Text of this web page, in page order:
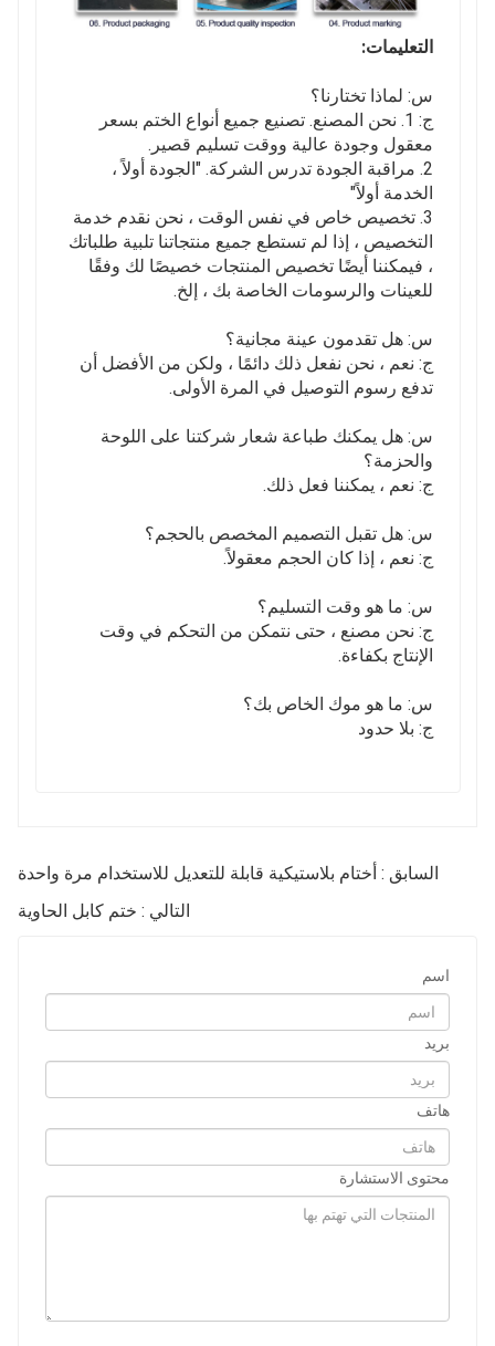
التعليمات:
س: لماذا تختارنا؟
ج: 1. نحن المصنع. تصنيع جميع أنواع الختم بسعر
معقول وجودة عالية ووقت تسليم قصير.
2. مراقبة الجودة تدرس الشركة. "الجودة أولاً ،
الخدمة أولاً"
3. تخصيص خاص في نفس الوقت ، نحن نقدم خدمة
التخصيص ، إذا لم تستطع جميع منتجاتنا تلبية طلباتك
، فيمكننا أيضًا تخصيص المنتجات خصيصًا لك وفقًا
للعينات والرسومات الخاصة بك ، إلخ.
س: هل تقدمون عينة مجانية؟
ج: نعم ، نحن نفعل ذلك دائمًا ، ولكن من الأفضل أن
تدفع رسوم التوصيل في المرة الأولى.
س: هل يمكنك طباعة شعار شركتنا على اللوحة
والحزمة؟
ج: نعم ، يمكننا فعل ذلك.
س: هل تقبل التصميم المخصص بالحجم؟
ج: نعم ، إذا كان الحجم معقولاً.
س: ما هو وقت التسليم؟
ج: نحن مصنع ، حتى نتمكن من التحكم في وقت
الإنتاج بكفاءة.
س: ما هو موك الخاص بك؟
ج: بلا حدود
السابق : أختام بلاستيكية قابلة للتعديل للاستخدام مرة واحدة
التالي : ختم كابل الحاوية
اسم
بريد
هاتف
محتوى الاستشارة